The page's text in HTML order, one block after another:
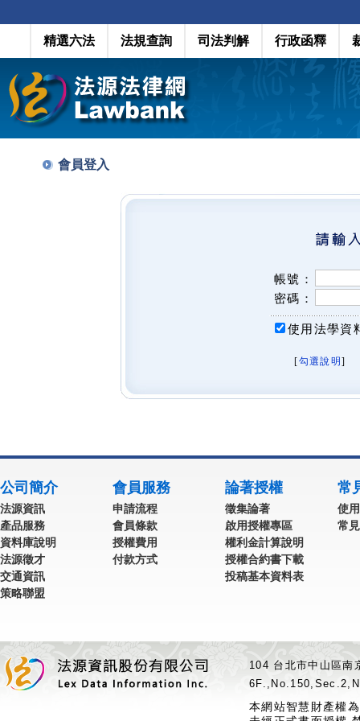
精選六法 法規查詢 司法判解 行政函釋
會員登入
帳號：
密碼：
使用法學資
[勾選說明 ]
公司簡介
法源資訊
產品服務
資料庫說明
法源徵才
交通資訊
策略聯盟
會員服務
申請流程
會員條款
授權費用
付款方式
論著授權
徵集論著
啟用授權專區
權利金計算說明
授權合約書下載
投稿基本資料表
常
使
常
104 台北市中山區
本網站智慧財產權